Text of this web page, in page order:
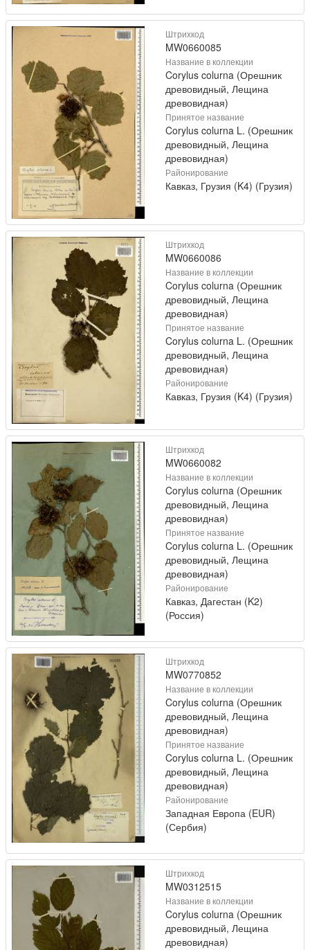
Штрихкод
MW0660085
Название в коллекции
Corylus colurna (Орешник
древовидный, Лещина
древовидная)
Принятое название
Corylus colurna L. (Орешник
древовидный, Лещина
древовидная)
Районирование
Кавказ, Грузия (K4) (Грузия)
Штрихкод
MW0660086
Название в коллекции
Corylus colurna (Орешник
древовидный, Лещина
древовидная)
Принятое название
Corylus colurna L. (Орешник
древовидный, Лещина
древовидная)
Районирование
Кавказ, Грузия (K4) (Грузия)
Штрихкод
MW0660082
Название в коллекции
Corylus colurna (Орешник
древовидный, Лещина
древовидная)
Принятое название
Corylus colurna L. (Орешник
древовидный, Лещина
древовидная)
Районирование
Кавказ, Дагестан (K2)
(Россия)
Штрихкод
MW0770852
Название в коллекции
Corylus colurna (Орешник
древовидный, Лещина
древовидная)
Принятое название
Corylus colurna L. (Орешник
древовидный, Лещина
древовидная)
Районирование
Западная Европа (EUR)
(Сербия)
Штрихкод
MW0312515
Название в коллекции
Corylus colurna (Орешник
древовидный, Лещина
древовидная)